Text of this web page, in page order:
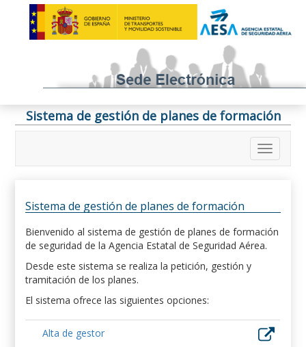
Sistema de gestión de planes de formación
Sistema de gestión de planes de formación
Bienvenido al sistema de gestión de planes de formación
de seguridad de la Agencia Estatal de Seguridad Aérea.
Desde este sistema se realiza la petición, gestión y
tramitación de los planes.
El sistema ofrece las siguientes opciones:
Alta de gestor